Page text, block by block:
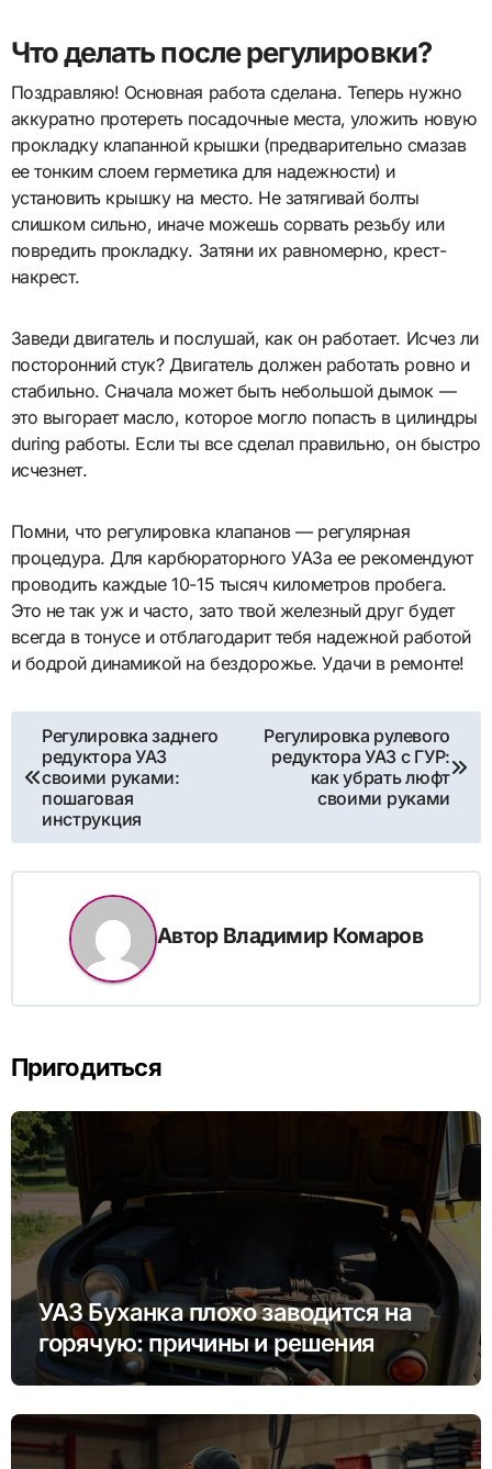
Что делать после регулировки?
Поздравляю! Основная работа сделана. Теперь нужно
аккуратно протереть посадочные места, уложить новую
прокладку клапанной крышки (предварительно смазав
ее тонким слоем герметика для надежности) и
установить крышку на место. Не затягивай болты
слишком сильно, иначе можешь сорвать резьбу или
повредить прокладку. Затяни их равномерно, крест-
накрест.
Заведи двигатель и послушай, как он работает. Исчез ли
посторонний стук? Двигатель должен работать ровно и
стабильно. Сначала может быть небольшой дымок —
это выгорает масло, которое могло попасть в цилиндры
during работы. Если ты все сделал правильно, он быстро
исчезнет.
Помни, что регулировка клапанов — регулярная
процедура. Для карбюраторного УАЗа ее рекомендуют
проводить каждые 10-15 тысяч километров пробега.
Это не так уж и часто, зато твой железный друг будет
всегда в тонусе и отблагодарит тебя надежной работой
и бодрой динамикой на бездорожье. Удачи в ремонте!
Навигация
по
записям
Регулировка заднего
редуктора УАЗ
своими руками:
пошаговая
инструкция
Регулировка рулевого
редуктора УАЗ с ГУР:
как убрать люфт
своими руками
Автор Владимир Комаров
Пригодиться
УАЗ Буханка плохо заводится на
горячую: причины и решения